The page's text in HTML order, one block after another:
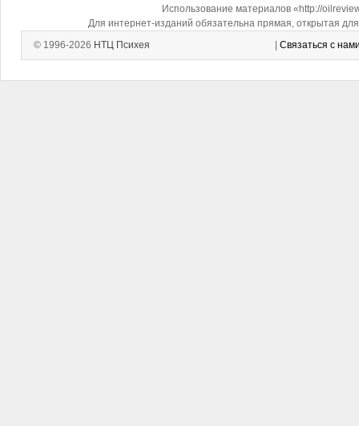
Использование материалов «http://
Для интернет-изданий обязательна прямая, открытая
© 1996-2026 НТЦ Психея Связаться с